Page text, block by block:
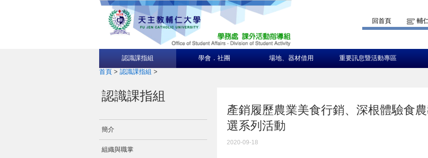
回首頁 輔
認識課指組 學會．社團 場地、器材借用 重要訊息暨活動專區
首頁 > 認識課指組 >
認識課指組
簡介
組織與職掌
產銷履歷農業美食行銷、深根體驗食
選系列活動
2020-09-18